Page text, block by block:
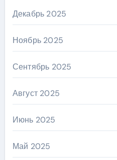
Декабрь 2025
Ноябрь 2025
Сентябрь 2025
Август 2025
Июнь 2025
Май 2025